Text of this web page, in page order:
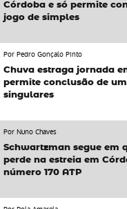
Córdoba e só permite
jogo de simples
Por Pedro Gonçalo Pinto
Chuva estraga jornada
permite conclusão de
singulares
Por Nuno Chaves
Schwartzman segue em
perde na estreia em
número 170 ATP